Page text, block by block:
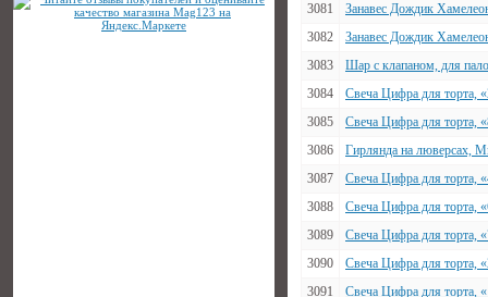
3081
Занавес Дождик
3082
Занавес Дождик
3083
Шар с клапаном, для
3084
Свеча Цифра для торта,
3085
Свеча Цифра для торта,
3086
Гирлянда на люверсах,
3087
Свеча Цифра для торта,
3088
Свеча Цифра для торта,
3089
Свеча Цифра для торта,
3090
Свеча Цифра для торта,
3091
Свеча Цифра для торта,